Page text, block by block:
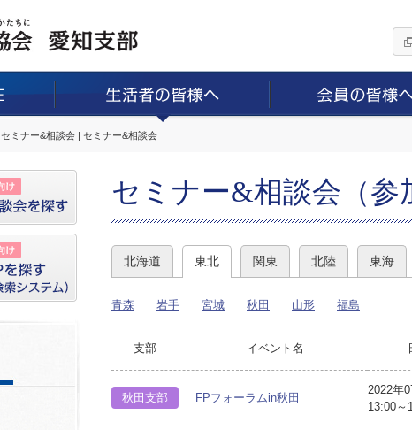
セミナー&相談会 | セミナー&相談会
セミナー&相談会（参
北海道 東北 関東 北陸 東海
青森 岩手 宮城 秋田 山形 福島
支部 イベント名
秋田支部 FPフォーラムin秋田
2022年
13:00～